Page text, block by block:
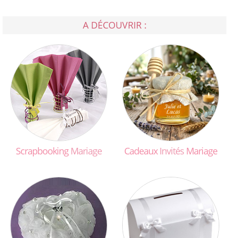
A DÉCOUVRIR :
ScrapbookingMariage CadeauxInvitésMariage